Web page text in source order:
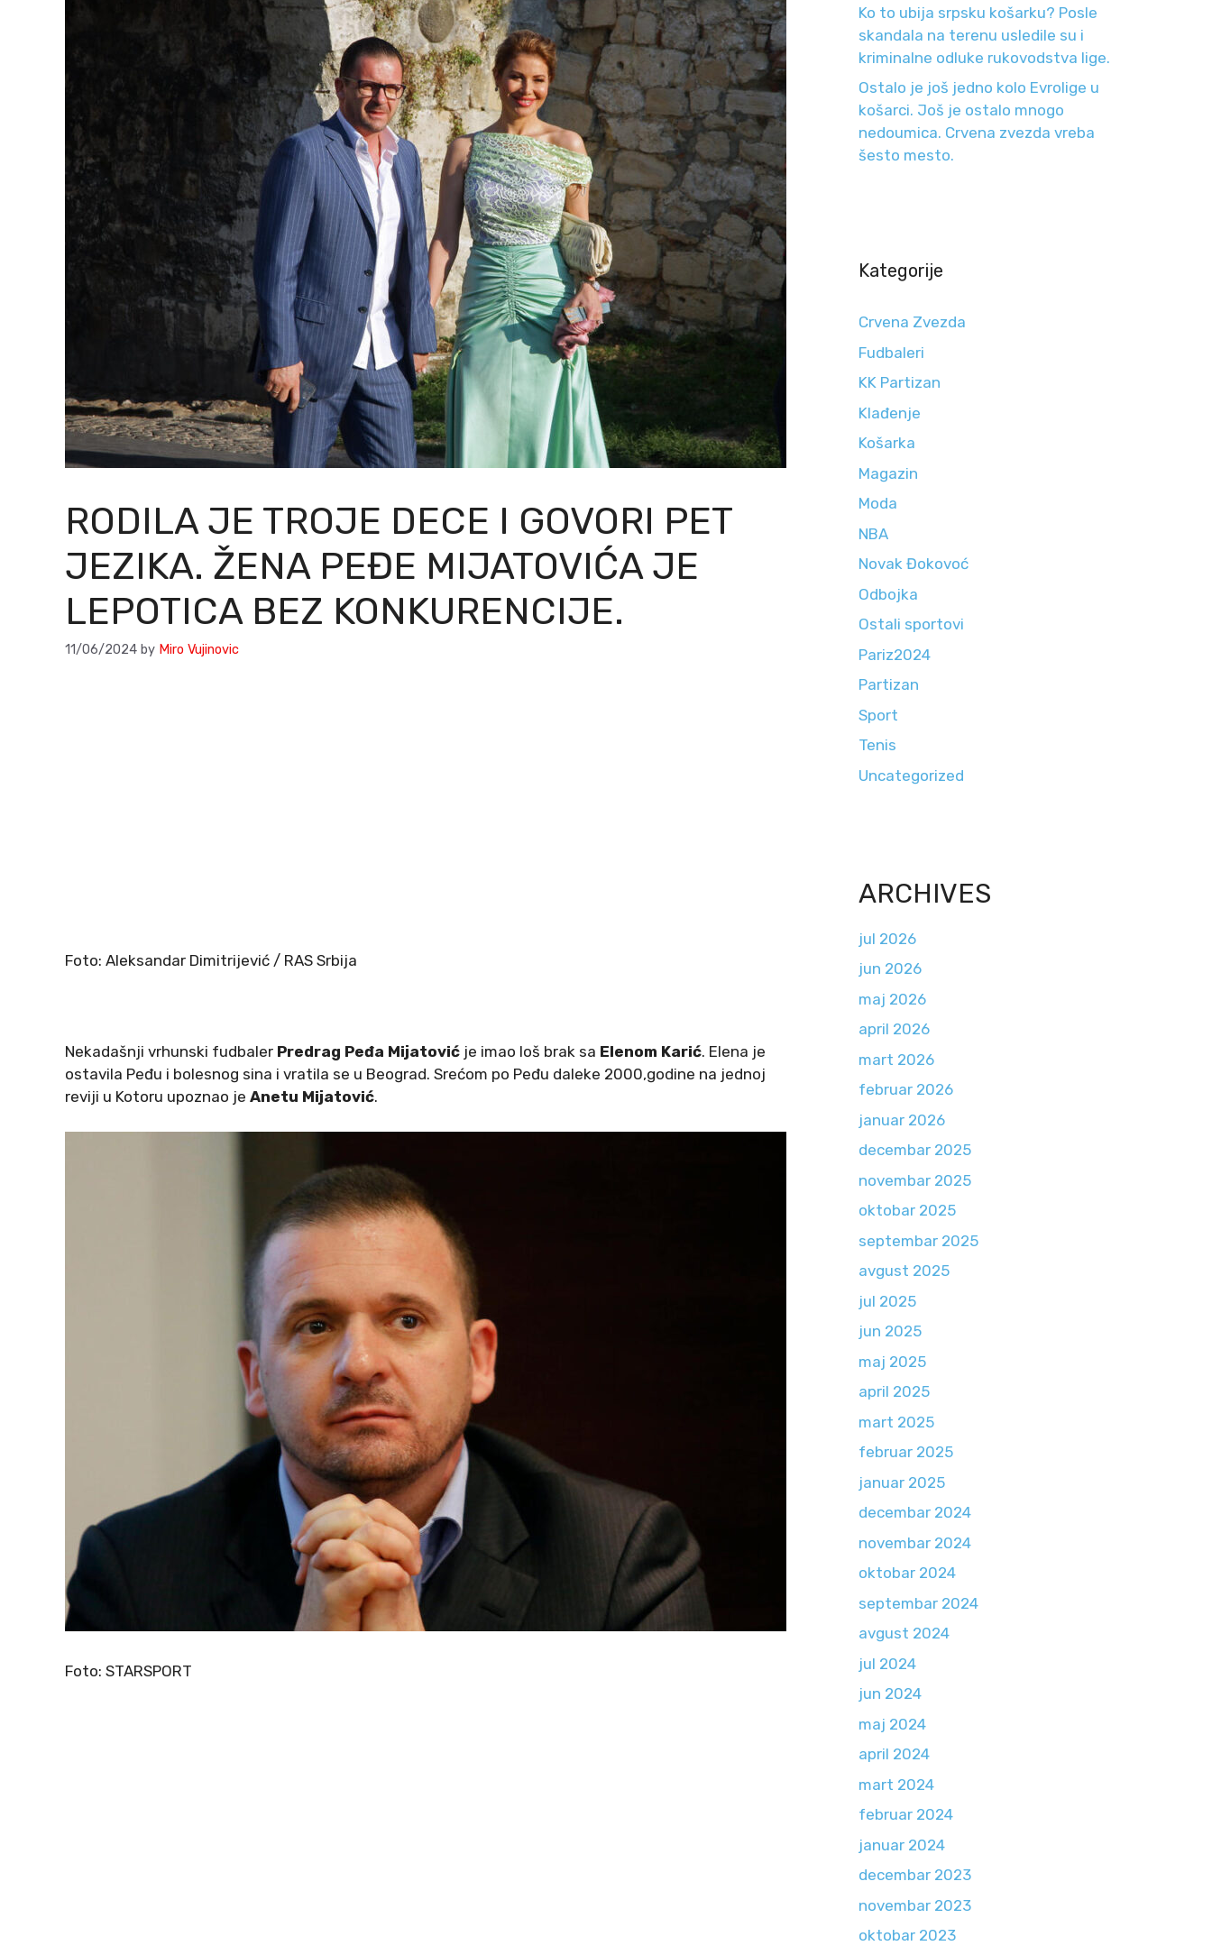
RODILA JE TROJE DECE I GOVORI PET
JEZIKA. ŽENA PEĐE MIJATOVIĆA JE
LEPOTICA BEZ KONKURENCIJE.
11/06/2024 by Miro Vujinovic
Foto: Aleksandar Dimitrijević / RAS Srbija
Nekadašnji vrhunski fudbaler Predrag Peđa Mijatović je imao loš brak sa Elenom Karić. Elena je
ostavila Peđu i bolesnog sina i vratila se u Beograd. Srećom po Peđu daleke 2000,godine na jednoj
reviji u Kotoru upoznao je Anetu Mijatović.
Foto: STARSPORT
Ko to ubija srpsku košarku? Posle
skandala na terenu usledile su i
kriminalne odluke rukovodstva lige.
Ostalo je još jedno kolo Evrolige u
košarci. Još je ostalo mnogo
nedoumica. Crvena zvezda vreba
šesto mesto.
Kategorije
Crvena Zvezda
Fudbaleri
KK Partizan
Klađenje
Košarka
Magazin
Moda
NBA
Novak Đokovoć
Odbojka
Ostali sportovi
Pariz2024
Partizan
Sport
Tenis
Uncategorized
ARCHIVES
jul 2026
jun 2026
maj 2026
april 2026
mart 2026
februar 2026
januar 2026
decembar 2025
novembar 2025
oktobar 2025
septembar 2025
avgust 2025
jul 2025
jun 2025
maj 2025
april 2025
mart 2025
februar 2025
januar 2025
decembar 2024
novembar 2024
oktobar 2024
septembar 2024
avgust 2024
jul 2024
jun 2024
maj 2024
april 2024
mart 2024
februar 2024
januar 2024
decembar 2023
novembar 2023
oktobar 2023